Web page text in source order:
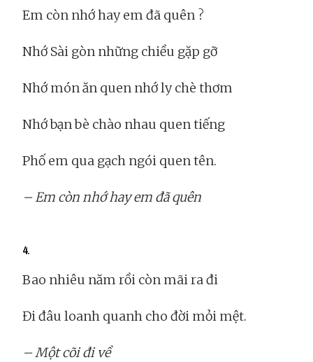
Em còn nhớ hay em đã quên ?
Nhớ Sài gòn những chiều gặp gỡ
Nhớ món ăn quen nhớ ly chè thơm
Nhớ bạn bè chào nhau quen tiếng
Phố em qua gạch ngói quen tên.
– Em còn nhớ hay em đã quên
4.
Bao nhiêu năm rồi còn mãi ra đi
Đi đâu loanh quanh cho đời mỏi mệt.
– Một cõi đi về